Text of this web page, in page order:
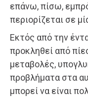
επάνω, πίσω,
περιορίζεται σε
Εκτός από την
προκληθεί από
μεταβολές,
προβλήματα στα
μπορεί να είναι